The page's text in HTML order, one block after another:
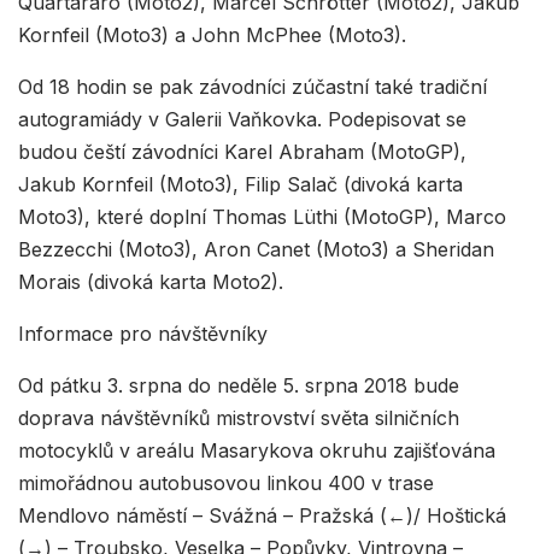
Kornfeil (Moto3) a John McPhee (Moto3).
Od 18 hodin se pak závodníci zúčastní také tradiční
autogramiády v Galerii Vaňkovka. Podepisovat se
budou čeští závodníci Karel Abraham (MotoGP),
Jakub Kornfeil (Moto3), Filip Salač (divoká karta
Moto3), které doplní Thomas Lüthi (MotoGP), Marco
Bezzecchi (Moto3), Aron Canet (Moto3) a Sheridan
Morais (divoká karta Moto2).
Informace pro návštěvníky
Od pátku 3. srpna do neděle 5. srpna 2018 bude
doprava návštěvníků mistrovství světa silničních
motocyklů v areálu Masarykova okruhu zajišťována
mimořádnou autobusovou linkou 400 v trase
Mendlovo náměstí – Svážná – Pražská (←)/ Hoštická
(→) – Troubsko, Veselka – Popůvky, Vintrovna –